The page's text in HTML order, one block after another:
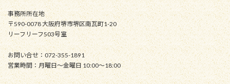
事務所所在地
〒590-0078 大阪府堺市堺区南瓦町1-20
リーフリーフ503号室
お問い合せ：072-355-1891
営業時間：月曜日〜金曜日 10:00～18:00